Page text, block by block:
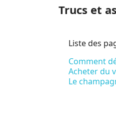
Trucs et
Liste des
Comment
Acheter du
Le